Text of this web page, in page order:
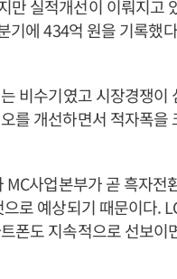
만 실적개선이 이뤄지고
기에 434억 원을 기록했
비수기였고 시장경쟁
를 개선하면서 적자폭을
MC사업본부가 곧 흑자
로 예상되기 때문이다.
폰도 지속적으로 선보